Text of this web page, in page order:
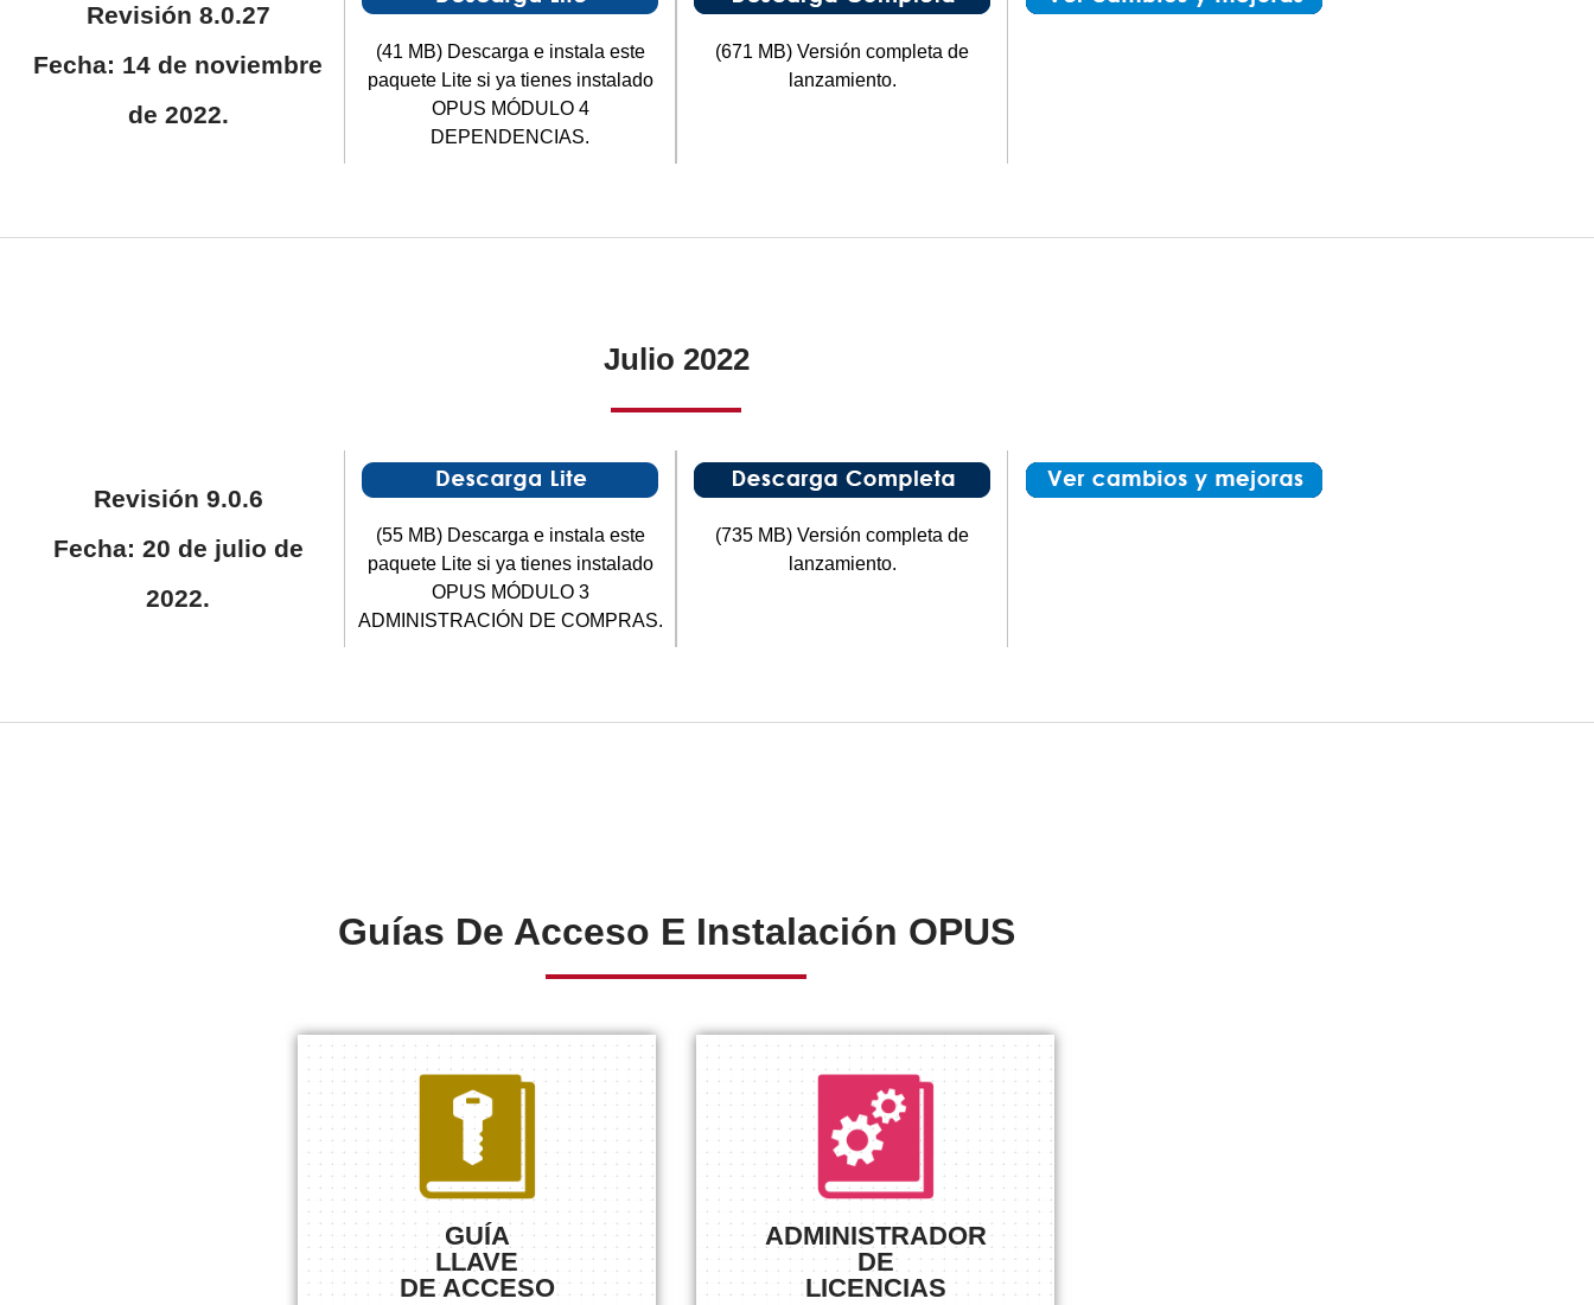
Revisión 8.0.27
Fecha: 14 de noviembre
de 2022.
(41 MB) Descarga e instala este
paquete Lite si ya tienes instalado
OPUS MÓDULO 4
DEPENDENCIAS.
(671 MB) Versión completa de
lanzamiento.
Julio 2022
Revisión 9.0.6
Fecha: 20 de julio de
2022.
(55 MB) Descarga e instala este
paquete Lite si ya tienes instalado
OPUS MÓDULO 3
ADMINISTRACIÓN DE COMPRAS.
(735 MB) Versión completa de
lanzamiento.
Guías De Acceso E Instalación OPUS
GUÍA
LLAVE
DE ACCESO
ADMINISTRADOR
DE
LICENCIAS